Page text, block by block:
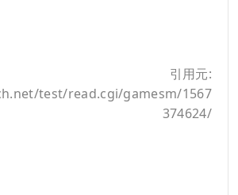
引用元:
test/read.cgi/gamesm/1567
374624/